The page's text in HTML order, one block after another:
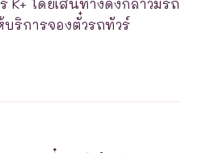
K+ โดยเส้นทางดังกล่าวมีรถ
ริการจองตั๋วรถทัวร์